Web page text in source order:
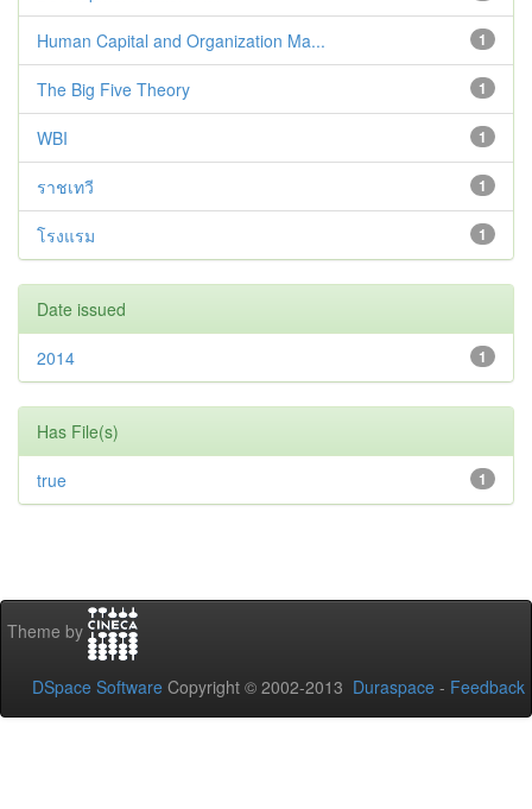
1
Human Capital and Organization Ma...
1
The Big Five Theory
1
WBI
1
ราชเทวี
1
โรงแรม
Date issued
1
2014
Has File(s)
1
true
Theme by
DSpace Software Copyright © 2002-2013 Duraspace - Feedback